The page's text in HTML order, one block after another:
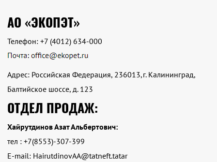
АО «ЭКОПЭТ»
Телефон: +7 (4012) 634-000
Адрес: Российская Федерация, 236013,г. Калининград,
Балтийское шоссе, д. 123
ОТДЕЛ ПРОДАЖ:
Хайрутдинов Азат Альбертович:
тел : +7(8553)-307-399
E-mail: HairutdinovAA@tatneft.tatar